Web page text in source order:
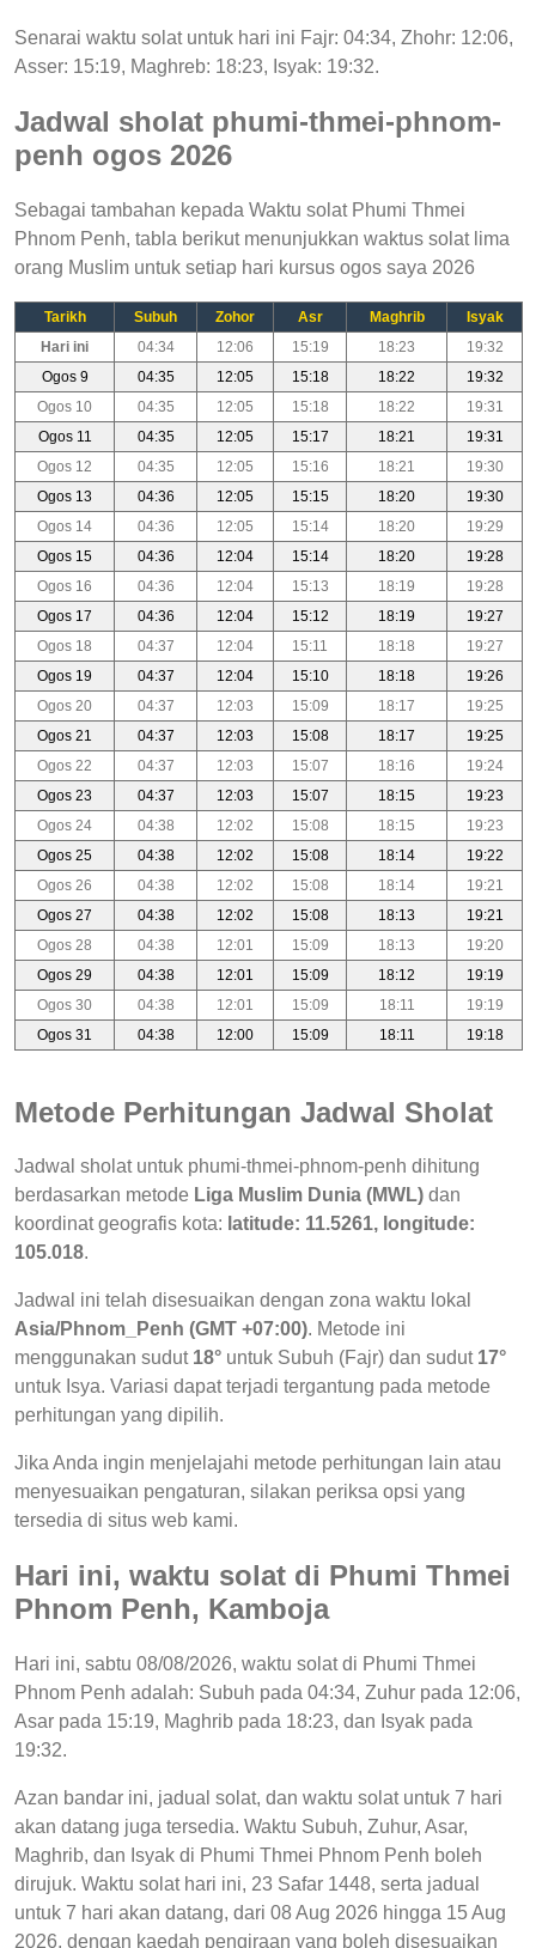
Senarai waktu solat untuk hari ini Fajr: 04:34, Zhohr: 12:06,
Asser: 15:19, Maghreb: 18:23, Isyak: 19:32.
Jadwal sholat phumi-thmei-phnom-
penh ogos 2026
Sebagai tambahan kepada Waktu solat Phumi Thmei
Phnom Penh, tabla berikut menunjukkan waktus solat lima
orang Muslim untuk setiap hari kursus ogos saya 2026
Tarikh Subuh Zohor Asr Maghrib
Isyak
Hari ini
04:34 12:06 15:19 18:23
19:32
Ogos 9
04:35 12:05 15:18 18:22
19:32
Ogos 10
04:35 12:05 15:18 18:22
19:31
Ogos 11
04:35 12:05 15:17 18:21
19:31
Ogos 12
04:35 12:05 15:16 18:21
19:30
Ogos 13
04:36 12:05 15:15 18:20
19:30
Ogos 14
04:36 12:05 15:14 18:20
19:29
Ogos 15
04:36 12:04 15:14 18:20
19:28
Ogos 16
04:36 12:04 15:13 18:19
19:28
Ogos 17
04:36 12:04 15:12 18:19
19:27
Ogos 18
04:37 12:04 15:11 18:18
19:27
Ogos 19
04:37 12:04 15:10 18:18
19:26
Ogos 20
04:37 12:03 15:09 18:17
19:25
Ogos 21
04:37 12:03 15:08 18:17
19:25
Ogos 22
04:37 12:03 15:07 18:16
19:24
Ogos 23
04:37 12:03 15:07 18:15
19:23
Ogos 24
04:38 12:02 15:08 18:15
19:23
Ogos 25
04:38 12:02 15:08 18:14
19:22
Ogos 26
04:38 12:02 15:08 18:14
19:21
Ogos 27
04:38 12:02 15:08 18:13
19:21
Ogos 28
04:38 12:01 15:09 18:13
19:20
Ogos 29
04:38 12:01 15:09 18:12
19:19
Ogos 30
04:38 12:01 15:09 18:11
19:19
Ogos 31
04:38 12:00 15:09 18:11 19:18
Metode Perhitungan Jadwal Sholat
Jadwal sholat untuk phumi-thmei-phnom-penh dihitung
berdasarkan metode Liga Muslim Dunia (MWL) dan
koordinat geografis kota: latitude: 11.5261, longitude:
105.018.
Jadwal ini telah disesuaikan dengan zona waktu lokal
Asia/Phnom_Penh (GMT +07:00). Metode ini
menggunakan sudut 18° untuk Subuh (Fajr) dan sudut 17°
untuk Isya. Variasi dapat terjadi tergantung pada metode
perhitungan yang dipilih.
Jika Anda ingin menjelajahi metode perhitungan lain atau
menyesuaikan pengaturan, silakan periksa opsi yang
tersedia di situs web kami.
Hari ini, waktu solat di Phumi Thmei
Phnom Penh, Kamboja
Hari ini, sabtu 08/08/2026, waktu solat di Phumi Thmei
Phnom Penh adalah: Subuh pada 04:34, Zuhur pada 12:06,
Asar pada 15:19, Maghrib pada 18:23, dan Isyak pada
19:32.
Azan bandar ini, jadual solat, dan waktu solat untuk 7 hari
akan datang juga tersedia. Waktu Subuh, Zuhur, Asar,
Maghrib, dan Isyak di Phumi Thmei Phnom Penh boleh
dirujuk. Waktu solat hari ini, 23 Safar 1448, serta jadual
untuk 7 hari akan datang, dari 08 Aug 2026 hingga 15 Aug
2026, dengan kaedah pengiraan yang boleh disesuaikan